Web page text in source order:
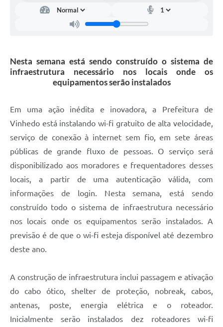
Arquivos para Download
Contas Públicas
Serviços Online
Nesta semana está sendo construído o sistema de
infraestrutura necessário nos locais onde os
equipamentos serão instalados
Em uma ação inédita e inovadora, a Prefeitura de
Vinhedo está instalando wi-fi gratuito de alta velocidade,
serviço de conexão à internet sem fio, em sete áreas
públicas de grande fluxo de pessoas. O serviço será
disponibilizado aos moradores e frequentadores desses
locais, a partir de uma autenticação válida, com
informações de login. Nesta semana, está sendo
construído todo o sistema de infraestrutura necessário
nos locais onde os equipamentos serão instalados. A
previsão é de que o wi-fi esteja disponível até dezembro
deste ano.
A construção de infraestrutura inclui passagem e ativação
do cabo ótico, shelter de proteção, nobreak, cabos,
antenas, poste, energia elétrica e o roteador.
Inicialmente serão instalados dez roteadores wi-fi